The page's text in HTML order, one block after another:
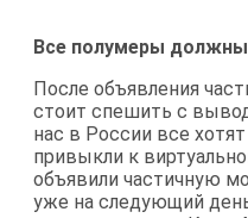
Все полумеры
После объявления
стоит спешить с
нас в России все
привыкли к
объявили частичную
уже на следующий